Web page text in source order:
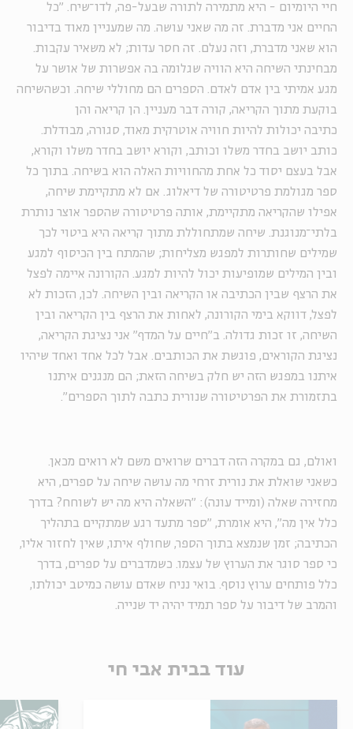
חיי היומיום - היא מתמירה לתורה שבעל-פה, לדו־שיח. "כל
החיים אני מדברת. זה מה שאני עושה. מה שמעניין מאוד בדיבור
הוא שאני מדברת, וזה נעלם. זה חסר עדות; לא משאיר עקבות.
מבחינתי השיחה היא הוויה שגלומה בה אפשרות של אושר על
מגע אמיתי בין אדם לאדם. הספרים הם מחוללי שיחה. וכשהשיחה
בוקעת מתוך הקריאה, קורה דבר מעניין. הן קריאה והן
כתיבה יכולות להיות חוויה אוטרקית מאוד, סגורה, מבודלת.
כותב יושב בחדר משלו וכותב, וקורא יושב בחדר משלו וקורא,
אבל בעצם יסוד כל אחת מהחוויות האלה הוא בשיחה. בתוך כל
ספר מגולמת פרטיטורה של דיאלוג. אם לא מתקיימת שיחה,
אפילו שהקריאה מתקיימת, אותה פרטיטורה שהספר אוצר נותרת
בלתי־מנוגנת. שיחה שמתחוללת מתוך קריאה היא ביטוי לכך
שמילים שחותרות למפגש מצליחות; שהמתח בין הכיסוף למגע
ובין המילים שמופיעות יכול להיות למגע. הקורונה איימה לפצל
את הרצף שבין הכתיבה או הקריאה ובין השיחה. לכן, הזכות לא
לפצל, דווקא בימי הקורונה, לאחות את הרצף בין הקריאה ובין
השיחה, זו זכות גדולה. ב"חיים על המדף" אני נציגת הקריאה,
נציגת הקוראים, פוגשת את הכותבים. אבל לכל אחד ואחד שיהיו
איתנו במפגש הזה יש חלק בשיחה הזאת; הם מנגנים איתנו
בתזמורת את הפרטיטורה שנורית כתבה לתוך הספרים".
ואולם, גם במקרה הזה דברים שרואים משם לא רואים מכאן.
כשאני שואלת את נורית זרחי מה עושה שיחה על ספרים, היא
מחזירה שאלה (ומייד עונה): "השאלה היא מה יש לשוחח? בדרך
כלל אין מה", היא אומרת, "ספר מתעד רגע שמתקיים בתהליך
הכתיבה; זמן שנמצא בתוך הספר, שחולף איתו, שאין לחזור אליו,
כי ספר סוגר את הערוץ של עצמו. כשמדברים על ספרים, בדרך
כלל פותחים ערוץ נוסף. בואי נניח שאדם עושה כמיטב יכולתו,
והמרב של דיבור על ספר תמיד יהיה יד שנייה.
עוד בבית אבי חי